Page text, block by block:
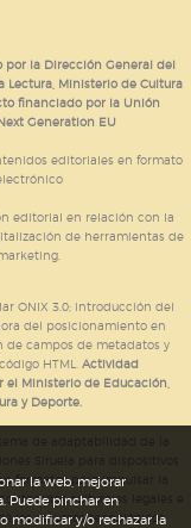
por la Dirección General del
Lectura, Ministerio de Cultura
financiado por la Unión
Generation EU
editoriales en formato
editorial en relación con la
de herramientas de
ONIX 3.0; introducción del
del posicionamiento en
de campos de metadatos y
HTML.Actividad
el Ministerio de Educación,
y Deporte.
Siruela para dispositivos
formatos para impulsar la
culturales legales e
los recursos tecnológicos
la web, mejorar
Puede pinchar en
modificar y/o rechazar la